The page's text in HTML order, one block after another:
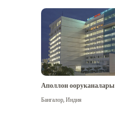
Аполлон ооруканалары
Бангалор,Индия